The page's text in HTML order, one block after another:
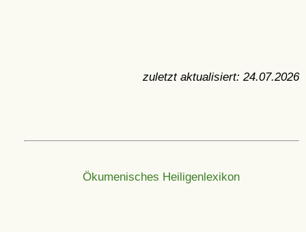
zuletzt aktualisiert: 24.07.2026
Ökumenisches Heiligenlexikon